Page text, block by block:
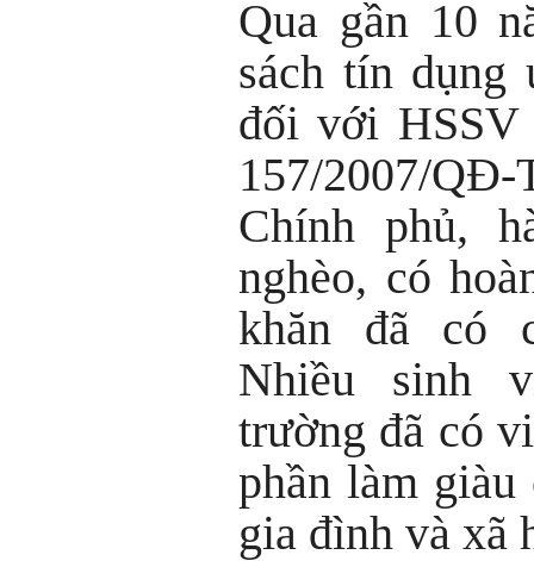
Qua gần 10
sách tín dụng
đối với HSSV
157/2007/
Chính phủ,
nghèo, có
khăn đã có
Nhiều sinh
trường đã có
phần làm
gia đình và xã